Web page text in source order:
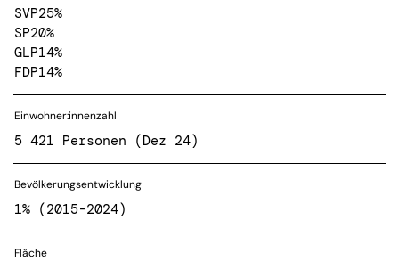
SVP25%
SP20%
GLP14%
FDP14%
Einwohner:innenzahl
5 421 Personen (Dez 24)
Bevölkerungsentwicklung
1% (2015-2024)
Fläche